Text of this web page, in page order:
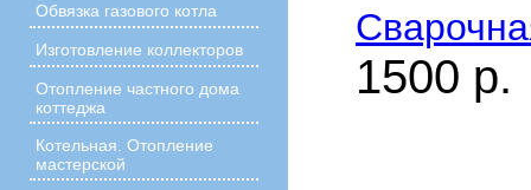
Обвязка газового котла
Изготовление коллекторов
Отопление частного дома
коттеджа
Котельная. Отопление
мастерской
1500 р.